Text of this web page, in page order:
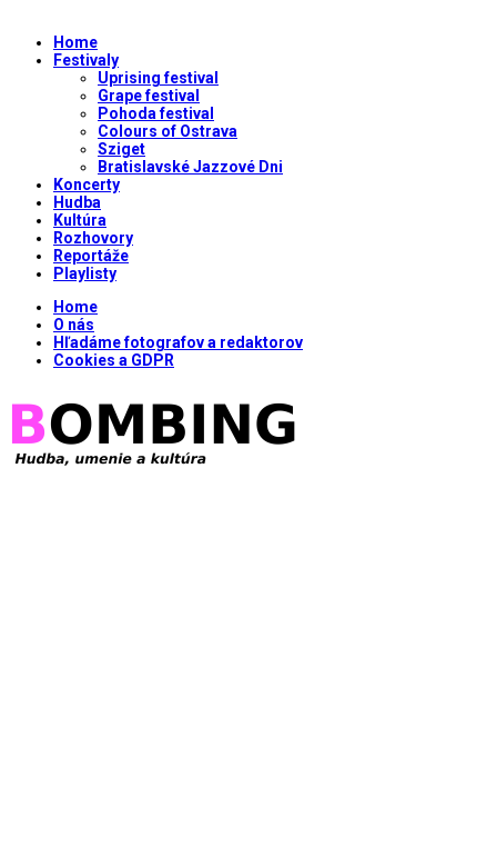
Home
Festivaly
Uprising festival
Grape festival
Pohoda festival
Colours of Ostrava
Sziget
Bratislavské Jazzové Dni
Koncerty
Hudba
Kultúra
Rozhovory
Reportáže
Playlisty
Home
O nás
Hľadáme fotografov a redaktorov
Cookies a GDPR